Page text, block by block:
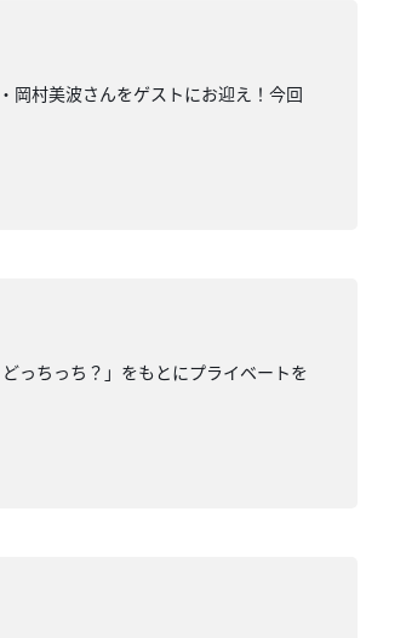
岡村美波さんをゲストにお迎え！今回
っちっち？」をもとにプライベートを